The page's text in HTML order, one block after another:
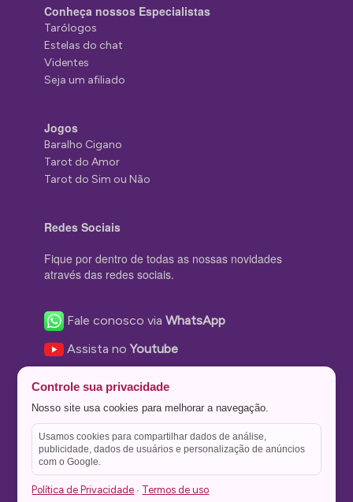
Conheça nossos Especialistas
Tarólogos
Estelas do chat
Videntes
Seja um afiliado
Jogos
Baralho Cigano
Tarot do Amor
Tarot do Sim ou Não
Redes Sociais
Fique por dentro de todas as nossas novidades
através das redes sociais.
Fale conosco viaWhatsApp
Assista noYoutube
Nos siga no Instagram
Nos siga noTwitter
Salve no
Controle sua privacidade
Nosso site usa cookies para melhorar a navegação.
Usamos cookies para compartilhar dados de análise,
publicidade, dados de usuários e personalização de anúncios
com o Google.
Política de Privacidade · Termos de uso